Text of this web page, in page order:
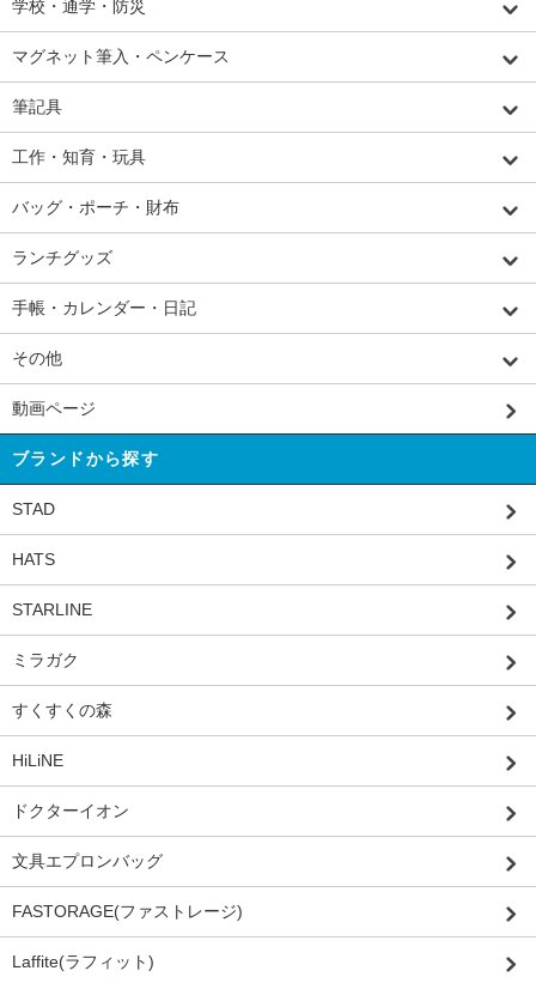
学校・通学・防災
マグネット筆入・ペンケース
筆記具
工作・知育・玩具
バッグ・ポーチ・財布
ランチグッズ
手帳・カレンダー・日記
その他
動画ページ
ブランドから探す
STAD
HATS
STARLINE
ミラガク
すくすくの森
HiLiNE
ドクターイオン
文具エプロンバッグ
FASTORAGE(ファストレージ)
Laffite(ラフィット)